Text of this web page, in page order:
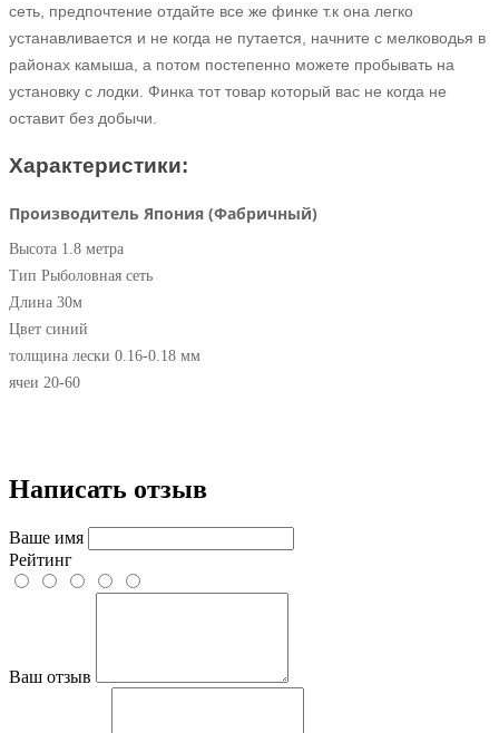
сеть, предпочтение отдайте все же финке т.к она легко
устанавливается и не когда не путается, начните с мелководья в
районах камыша, а потом постепенно можете пробывать на
установку с лодки. Финка тот товар который вас не когда не
оставит без добычи.
Характеристики:
Производитель Япония (Фабричный)
Высота 1.8 метра
Тип Рыболовная сеть
Длина 30м
Цвет синий
толщина лески 0.16-0.18 мм
ячеи 20-60
Написать отзыв
Ваше имя
Рейтинг
Ваш отзыв